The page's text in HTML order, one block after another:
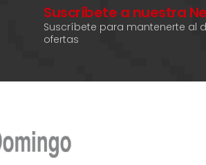
Suscríbete a nuestra
Suscríbete para mantenerte al
ofertas